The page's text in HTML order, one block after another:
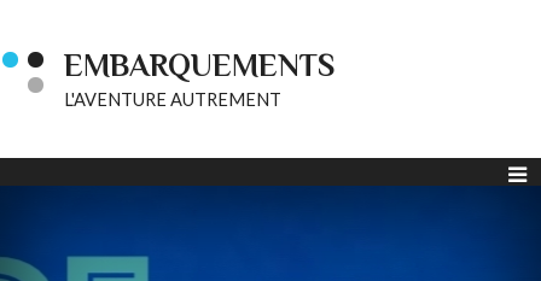
EMBARQUEMENTS
L'AVENTURE AUTREMENT